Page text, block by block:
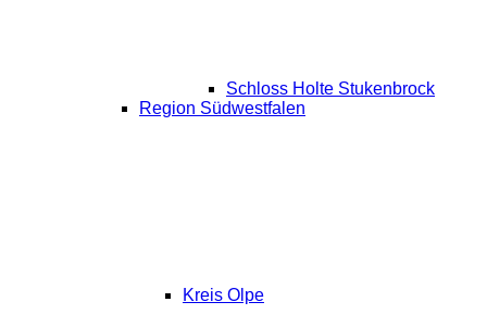
Schloss Holte Stukenbrock
Region Südwestfalen
Kreis Olpe